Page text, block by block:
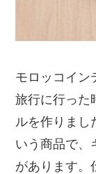
モロッコイン
旅行に行った
ルを作りまし
いう商品で、
があります。